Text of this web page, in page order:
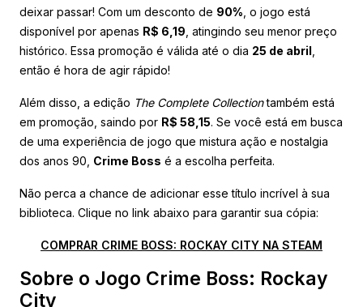
deixar passar! Com um desconto de 90% , o jogo está
disponível por apenas R$ 6,19 , atingindo seu menor preço
histórico. Essa promoção é válida até o dia 25 de abril
então é hora de agir rápido!
Além disso, a edição The Complete Collectiontambém está
em promoção, saindo por R$ 58,15. Se você está em busca
de uma experiência de jogo que mistura ação e nostalgia
dos anos 90, Crime Boss é a escolha perfeita.
Não perca a chance de adicionar esse título incrível à sua
biblioteca. Clique no link abaixo para garantir sua cópia:
COMPRAR CRIME BOSS: ROCKAY CITY NA STEAM
Sobre o Jogo Crime Boss: Rockay
City